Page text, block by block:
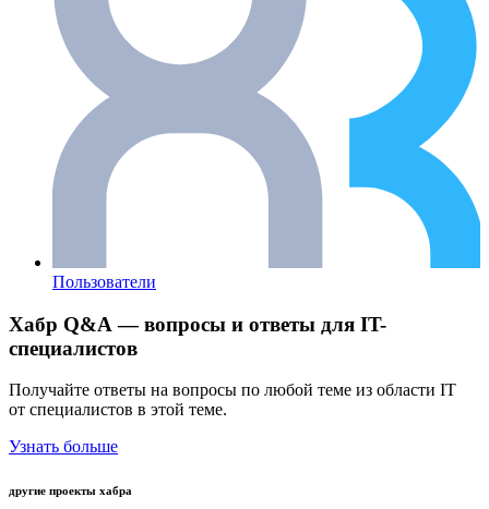
Пользователи
Хабр Q&A — вопросы и ответы для IT-
специалистов
Получайте ответы на вопросы по любой теме из области IT
от специалистов в этой теме.
Узнать больше
другие проекты хабра